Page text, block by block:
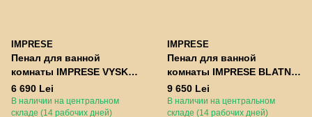
IMPRESE
Пенал для ванной
комнаты IMPRESE VYSKOV
f3253W 170*40*35см
подвесной белый
6 690 Lei
В наличии на центральном
складе (14 рабочих дней)
IMPRESE
Пенал для ванной
комнаты IMPRESE BLATNA
f3283Dr
подвесной 150*40*35см
9 650 Lei
В наличии на центральном
складе (14 рабочих дней)